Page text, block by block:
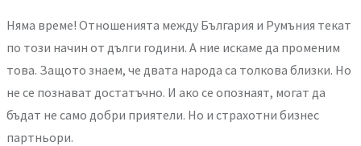
Няма време! Отношенията между България и Румъния текат
по този начин от дълги години. А ние искаме да променим
това. Защото знаем, че двата народа са толкова близки. Но
не се познават достатъчно. И ако се опознаят, могат да
бъдат не само добри приятели. Но и страхотни бизнес
партньори.